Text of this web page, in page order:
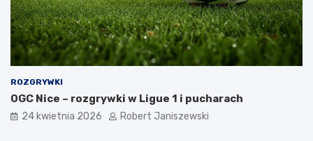
ROZGRYWKI
OGC Nice – rozgrywki w Ligue 1 i pucharach
24 kwietnia 2026 Robert Janiszewski